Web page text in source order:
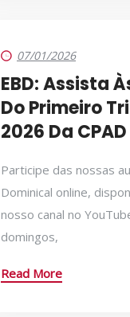
07/01/2026
EBD: Assista
Do Primeiro
2026 Da CPAD
Participe das nossas
Dominical online,
nosso canal no
domingos,
Read More